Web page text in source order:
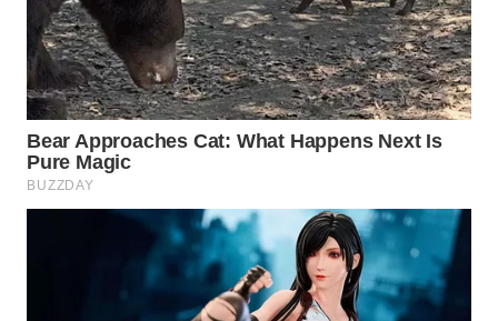
WAHANA
INFRASTRUKTUR
WAHANA
KONSUMEN
WAHANA